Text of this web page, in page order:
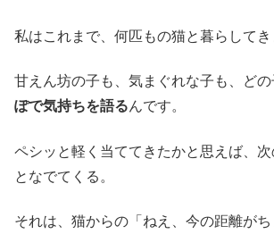
私はこれまで、何匹もの猫と暮らしてき
甘えん坊の子も、気まぐれな子も、ど
ぽで気持ちを語るんです。
ペシッと軽く当ててきたかと思えば、
となでてくる。
それは、猫からの「ねえ、今の距離が